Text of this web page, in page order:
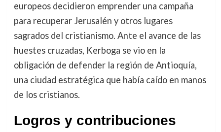
europeos decidieron emprender una campaña
para recuperar Jerusalén y otros lugares
sagrados del cristianismo. Ante el avance de las
huestes cruzadas, Kerboga se vio en la
obligación de defender la región de Antioquía,
una ciudad estratégica que había caído en manos
de los cristianos.
Logros y contribuciones